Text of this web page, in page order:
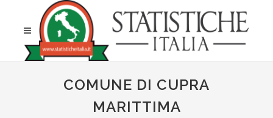
COMUNE DI CUPRA
MARITTIMA